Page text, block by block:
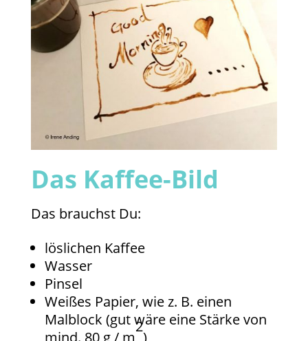
Das Kaffee-Bild
Das brauchst Du:
löslichen Kaffee
Wasser
Pinsel
Weißes Papier, wie z. B. einen
Malblock (gut wäre eine Stärke von
mind. 80 g / m
2
)